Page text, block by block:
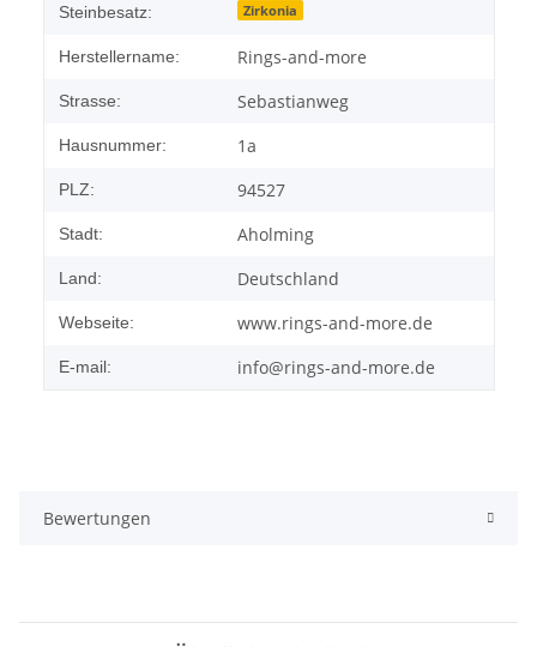
Steinbesatz: Zirkonia
Herstellername: Rings-and-more
Strasse: Sebastianweg
Hausnummer: 1a
PLZ: 94527
Stadt: Aholming
Land: Deutschland
Webseite: www.rings-and-more.de
E-mail: info@rings-and-more.de
Bewertungen